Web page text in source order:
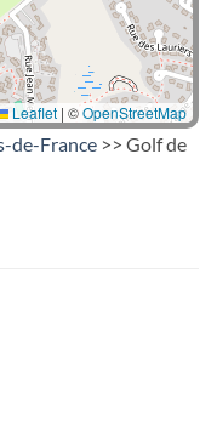
Leaflet | ©OpenStreetMap
de-France >> Golf de